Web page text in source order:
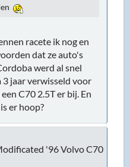
racete ik nog en
dat ze auto's
werd al snel
jaar verwisseld voor
C70 2.5T er bij. En
er hoop?
'96 Volvo C70